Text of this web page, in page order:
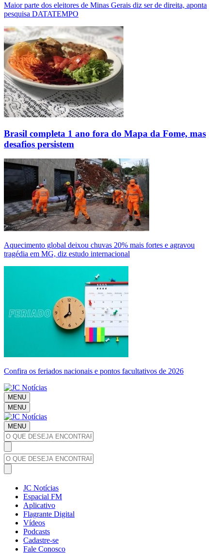
Maior parte dos eleitores de Minas Gerais diz ser de direita, aponta
pesquisa DATATEMPO
Brasil completa 1 ano fora do Mapa da Fome, mas
desafios persistem
Aquecimento global deixou chuvas 20% mais fortes e agravou
tragédia em MG, diz estudo internacional
Confira os feriados nacionais e pontos facultativos de 2026
MENU
MENU
MENU
JC Notícias
Espacial FM
Aplicativo
Flagrante Digital
Vídeos
Podcasts
Cadastre-se
Fale Conosco